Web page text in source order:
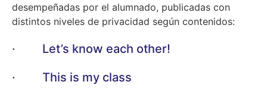
desempeñadas por el alumnado, publicadas con
distintos niveles de privacidad según contenidos:
· Let’s know each other!
· This is my class